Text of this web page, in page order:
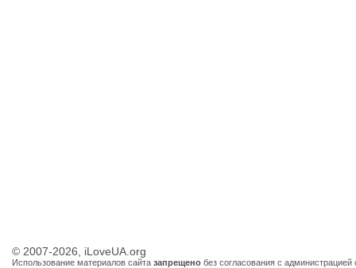
© 2007-2026, iLoveUA.org
Использование материалов сайта запрещено без согласования с администрацией